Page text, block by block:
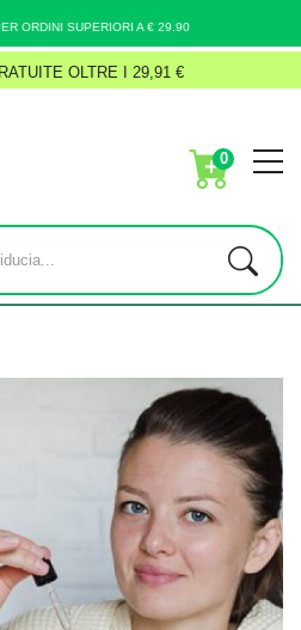
SUPERIORI A € 29.90
OLTRE I 29,91 €
0